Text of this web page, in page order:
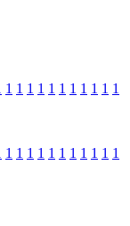
1 1 1 1 1 1 1 1 1 1 1
1 1 1 1 1 1 1 1 1 1 1